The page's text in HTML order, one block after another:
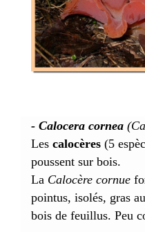
- Calocera cornea
Les calocères (5
poussent sur bois.
La Calocère cornue
pointus, isolés, gras
bois de feuillus. Peu